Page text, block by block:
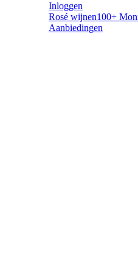
Inloggen
Rosé wijnen100+
Aanbiedingen